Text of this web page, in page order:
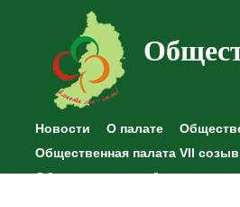
Новости О палате
Общественная палата VII созыв
Общественные наблюдения